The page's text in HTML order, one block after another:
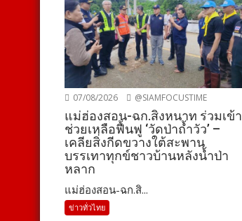
07/08/2026 @SIAMFOCUSTIME
แม่ฮ่องสอน-ฉก.สิงหนาท ร่วมเข้า
ช่วยเหลือฟื้นฟู ‘วัดป่าถ้ำวัว’ –
เคลียสิ่งกีดขวางใต้สะพาน
บรรเทาทุกข์ชาวบ้านหลังน้ำป่า
หลาก
แม่ฮ่องสอน-ฉก.สิ...
ข่าวทั่วไทย